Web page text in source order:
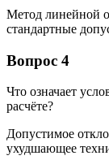
Метод линейной
стандартные
Вопрос 4
Что означает
расчёте?
Допустимое
ухудшающее